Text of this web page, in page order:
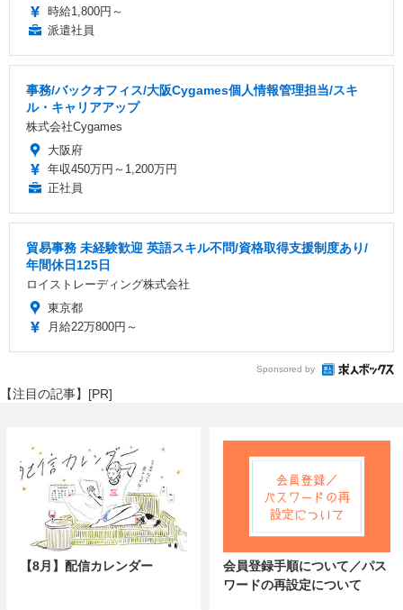
時給1,800円～
派遣社員
事務/バックオフィス/大阪Cygames個人情報管理担当/スキ
ル・キャリアアップ
株式会社Cygames
大阪府
年収450万円～1,200万円
正社員
貿易事務 未経験歓迎 英語スキル不問/資格取得支援制度あり/
年間休日125日
ロイストレーディング株式会社
東京都
月給22万800円～
Sponsored by
【注目の記事】[PR]
【8月】配信カレンダー
会員登録手順について／パス
ワードの再設定について